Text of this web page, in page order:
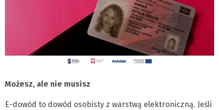
Możesz, ale nie musisz
E-dowód to dowód osobisty z warstwą elektroniczną. Jeśli